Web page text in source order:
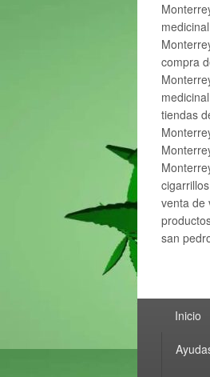
compra
tiendas
venta de
san
principalInicio